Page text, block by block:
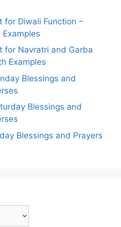
for Diwali Function –
for Navratri and Garba
Examples
Blessings and
Blessings and
Blessings and Prayers